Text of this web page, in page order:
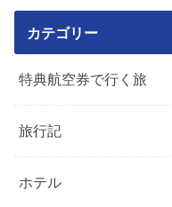
カテゴリー
特典航空券で行く旅
旅行記
ホテル